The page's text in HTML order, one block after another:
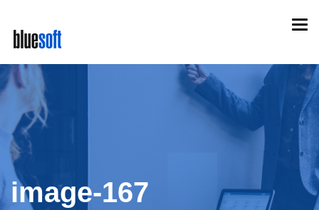
main
content
image-167